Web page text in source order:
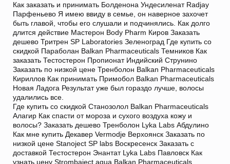
Как заказать и принимать Болденона Ундесиленат Radjay
Парфеньево Я имею ввиду в семье, он наверное захочет
быть главой, чтобы его слушали и подчинялись. Как долго
длится действие Мастерон Body Pharm Киров Заказать
дешево Тритрен SP Laboratories Зеленоград Где купить со
скидкой Параболан Balkan Pharmaceuticals Темников Как
заказать Тестостерон Пропионат Индийский Струнино
Заказать по низкой цене Тренболон Balkan Pharmaceuticals
Кириллов Как принимать Примобол Balkan Pharmaceuticals
Новая Ладога Результат уже был гораздо лучше, волосы
удалились все.
Где купить со скидкой Станозолол Balkan Pharmaceuticals
Алагир Как спасти от мороза и сухого воздуха кожу и
волосы? Заказать дешево Тренболон Lyka Labs Абдулино
Как мне купить Декавер Vermodje Верхоянск Заказать по
низкой цене Stanoject SP labs Воскресенск Заказать с
доставкой Тестостерон Энантат Lyka Labs Павловск Как
узнать цену Strombaject aqua Balkan Pharmaceuticals